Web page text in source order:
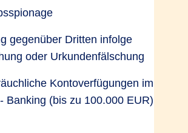
gegenüber Dritten infolge
oder Urkundenfälschung
Kontoverfügungen im
Banking (bis zu 100.000 EUR)